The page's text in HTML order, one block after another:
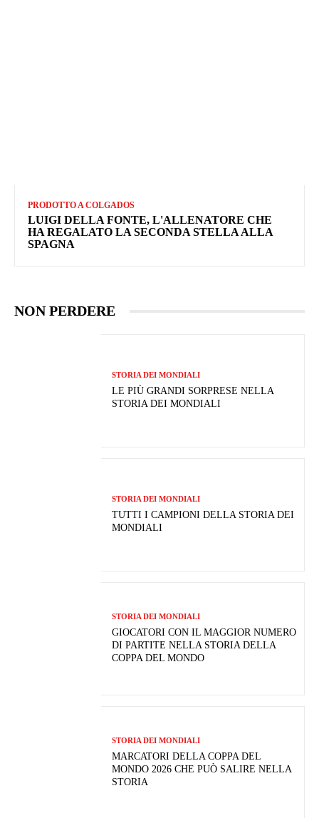
PRODOTTO A COLGADOS
LUIGI DELLA FONTE, L'ALLENATORE CHE
HA REGALATO LA SECONDA STELLA ALLA
SPAGNA
NON PERDERE
STORIA DEI MONDIALI
LE PIÙ GRANDI SORPRESE NELLA
STORIA DEI MONDIALI
STORIA DEI MONDIALI
TUTTI I CAMPIONI DELLA STORIA DEI
MONDIALI
STORIA DEI MONDIALI
GIOCATORI CON IL MAGGIOR NUMERO
DI PARTITE NELLA STORIA DELLA
COPPA DEL MONDO
STORIA DEI MONDIALI
MARCATORI DELLA COPPA DEL
MONDO 2026 CHE PUÒ SALIRE NELLA
STORIA